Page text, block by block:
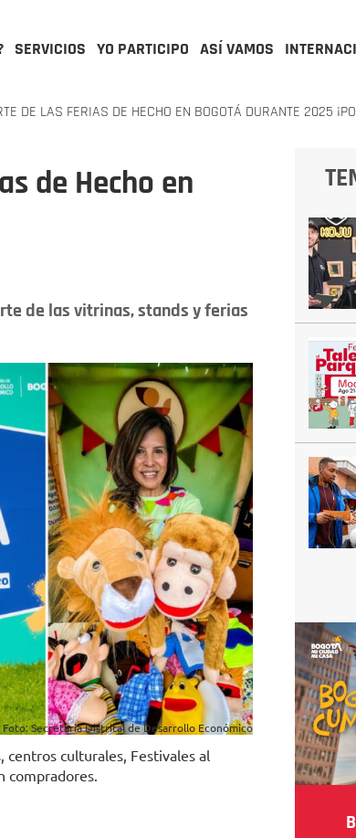
SERVICIOS YO PARTICIPO ASÍ VAMOS
DE LAS FERIAS DE HECHO EN BOGOTÁ DURANTE 2025
de Hecho en
de las vitrinas, stands y ferias
Foto: Secretaría Distrital de Desarrollo Económico
centros culturales, Festivales al
compradores.